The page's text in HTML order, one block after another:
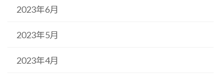
2023年6月
2023年5月
2023年4月